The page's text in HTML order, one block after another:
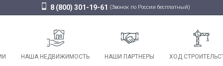
8 (800) 301-19-61 (Звонок по России бесплатный)
НАША НЕДВИЖИМОСТЬ НАШИ ПАРТНЕРЫ ХОД